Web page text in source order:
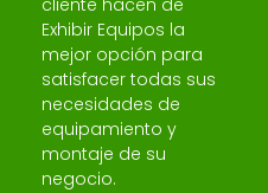
cliente hacen de
Exhibir Equipos la
mejor opción para
satisfacer todas sus
necesidades de
equipamiento y
montaje de su
negocio.